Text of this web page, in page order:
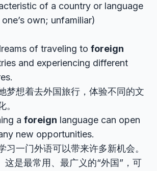
of a country or language
own; unfamiliar)
of traveling to foreign
and experiencing different
梦想着去外国旅行，体验不同的文
。
a foreign language can open
new opportunities.
习一门外语可以带来许多新机会。
这是最常用、最广义的“外国”，可